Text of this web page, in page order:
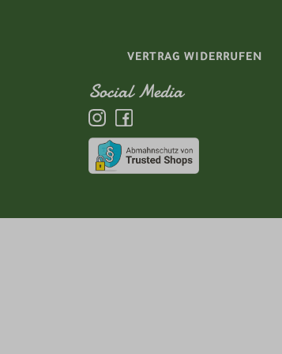
VERTRAG WIDERRUFEN
Social Media